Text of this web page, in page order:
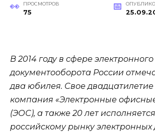
ПРОСМОТРОВ
75
В 2014 году в сфере электронного
документооборота России
два юбилея. Свое
компания «Электронные
(ЭОС), а также 20 лет
российскому рынку электронных